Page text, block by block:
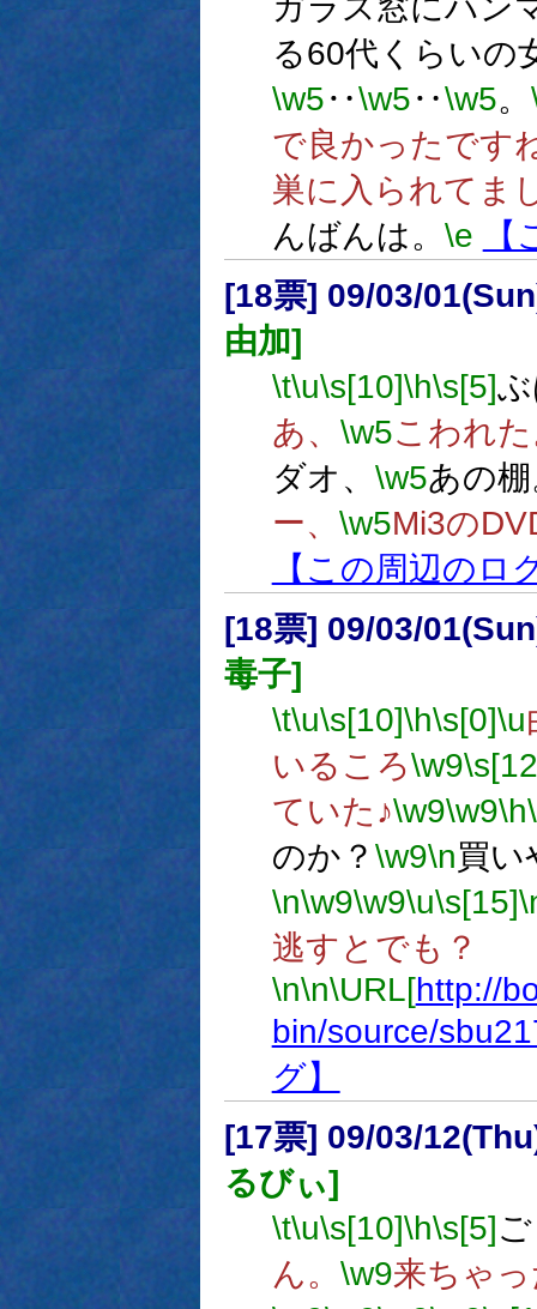
る60代くらいの
\w5‥\w5‥\w5。
で良かったです
巣に入られてま
んばんは。 \e
[18票] 09/03/
由加]
\t\u\s[10]\h\s[5]
あ、 \w5こわれ
ダオ、 \w5あの
ー、 \w5Mi3の
【この周辺のロ
[18票] 09/03/
毒子]
\t\u\s[10]\h\s[0]\u
いるころ\w9
ていた♪\w9\w9\h
のか？ \w9\n買い
\n\w9\w9\u\s[15]
逃すとでも？
\n\n\URL[http://
bin/source/
グ】
[17票] 09/03/
るびぃ]
\t\u\s[10]\h\s[5]
ん。 \w9来ちゃ